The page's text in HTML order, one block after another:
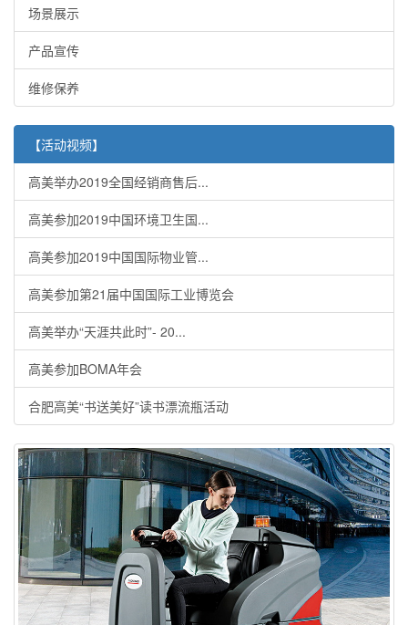
场景展示
产品宣传
维修保养
【活动视频】
高美举办2019全国经销商售后...
高美参加2019中国环境卫生国...
高美参加2019中国国际物业管...
高美参加第21届中国国际工业博览会
高美举办“天涯共此时”- 20...
高美参加BOMA年会
合肥高美“书送美好”读书漂流瓶活动